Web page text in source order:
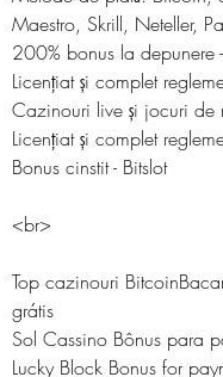
Maestro, Skrill, Neteller,
200% bonus la depunere
Licențiat și complet
Cazinouri live și jocuri de
Licențiat și complet
Bonus cinstit - Bitslot
<br>
Top cazinouri
grátis
Sol Cassino Bônus para
Lucky Block Bonus for